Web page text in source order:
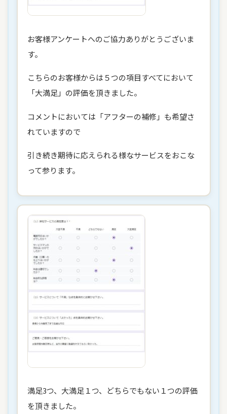
お客様アンケートへのご協力ありがとうございま
す。
こちらのお客様からは５つの項目すべてにおいて
「大満足」の評価を頂きました。
コメントにおいては「アフターの補修」も希望さ
れていますので
引き続き期待に応えられる様なサービスをおこな
って参ります。
満足3つ、大満足１つ、どちらでもない１つの評価
を頂きました。